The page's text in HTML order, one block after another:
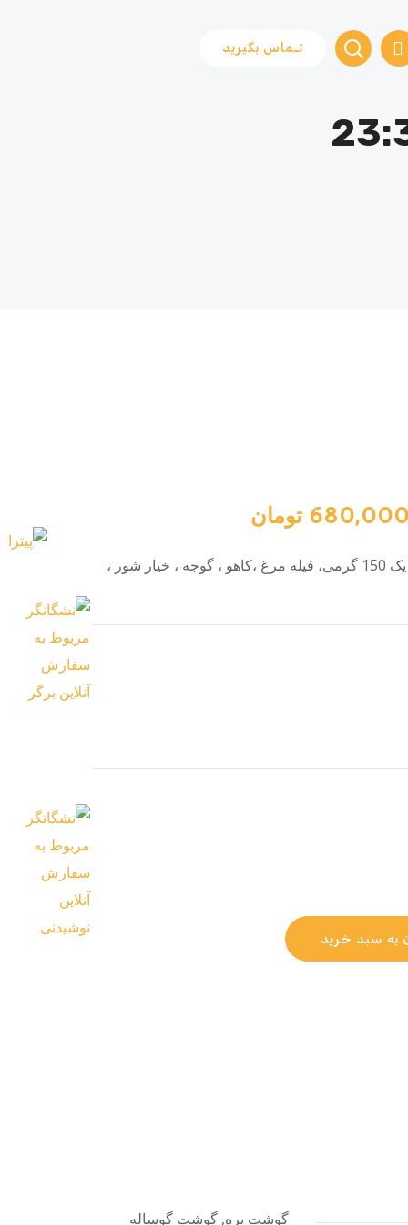
تـماس بگیرید
تومان
نان مک دونالد،گوشت برگر درجه یک 150 گرمی، فیله مرغ ،کاهو ، گوجه ، خیار شور ،
به سبد خرید
گوشت بره, گوشت گوساله